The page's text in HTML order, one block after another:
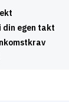
egen takt